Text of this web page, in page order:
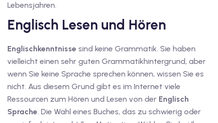
mit Gutschein
mit
A2
Lebensjahren.
Englisch Lesen und Hören
Englischkenntnisse sind keine Grammatik. Sie haben
vielleicht einen sehr guten Grammatikhintergrund, aber
wenn Sie keine Sprache sprechen können, wissen Sie es
nicht. Aus diesem Grund gibt es im Internet viele
Ressourcen zum Hören und Lesen von der Englisch
Sprache. Die Wahl eines Buches, das zu schwierig oder